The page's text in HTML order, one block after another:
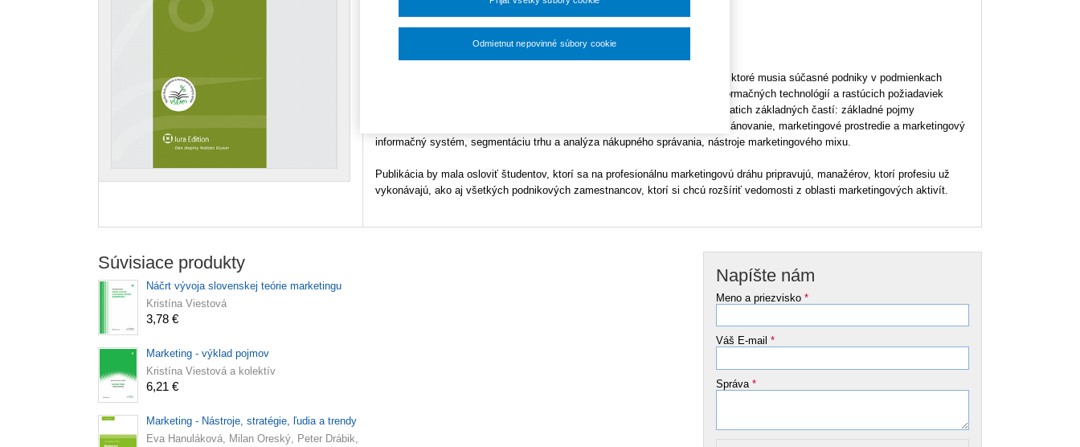
Publikácia poskytuje komplexný pohľad na základné marketingové činnosti, ktoré musia súčasné podniky v podmienkach
narastajúceho konkurenčného prostredia, procesov globalizácie, rozvoja informačných technológií a rastúcich požiadaviek
zákazníkov nevyhnutne uplatňovať vo svojom podnikaní. Je rozdelená do piatich základných častí: základné pojmy
marketingu a tvorba marketingovej koncepcie, strategické a marketingové plánovanie, marketingové prostredie a marketingový
informačný systém, segmentáciu trhu a analýza nákupného správania, nástroje marketingového mixu.
Publikácia by mala osloviť študentov, ktorí sa na profesionálnu marketingovú dráhu pripravujú, manažérov, ktorí profesiu už
vykonávajú, ako aj všetkých podnikových zamestnancov, ktorí si chcú rozšíriť vedomosti z oblasti marketingových aktivít.
Súvisiace produkty
Náčrt vývoja slovenskej teórie marketingu
Kristína Viestová
3,78 €
Marketing - výklad pojmov
Kristína Viestová a kolektív
6,21 €
Marketing - Nástroje, stratégie, ľudia a trendy
Eva Hanuláková, Milan Oreský, Peter Drábik,
Napíšte nám
Meno a priezvisko*
Váš E-mail*
Správa*
Odmietnut nepovinné súbory cookie